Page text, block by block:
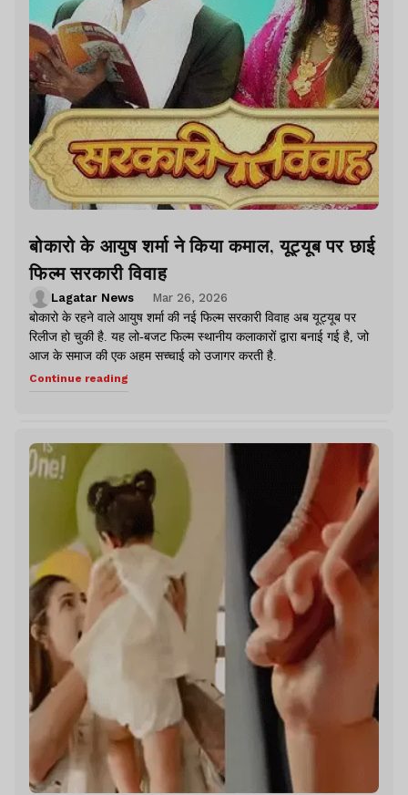
बोकारो के आयुष शर्मा ने किया कमाल, यूट्यूब पर छाई
फिल्म सरकारी विवाह
Lagatar News
Mar 26, 2026
बोकारो के रहने वाले आयुष शर्मा की नई फिल्म सरकारी विवाह अब यूट्यूब पर
रिलीज हो चुकी है. यह लो-बजट फिल्म स्थानीय कलाकारों द्वारा बनाई गई है, जो
आज के समाज की एक अहम सच्चाई को उजागर करती है.
Continue reading